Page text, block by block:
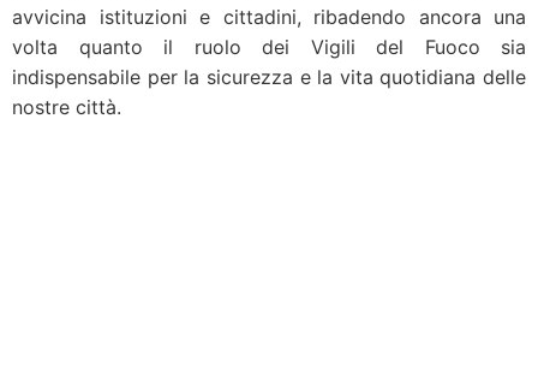
avvicina istituzioni e cittadini, ribadendo ancora una
volta quanto il ruolo dei Vigili del Fuoco sia
indispensabile per la sicurezza e la vita quotidiana delle
nostre città.